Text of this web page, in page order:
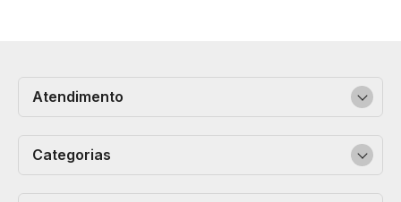
Categorias
Atendimento